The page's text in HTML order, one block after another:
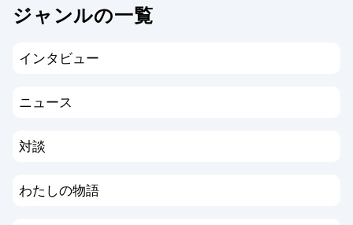
ジャンルの一覧
インタビュー
ニュース
対談
わたしの物語